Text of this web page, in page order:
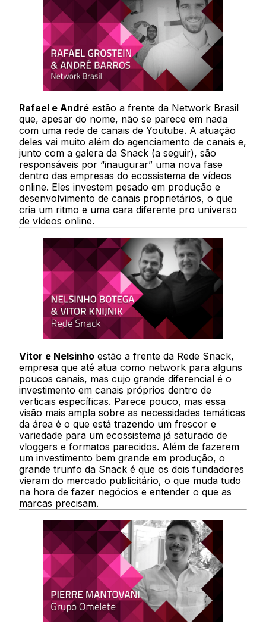
Rafael e André estão a frente da Network Brasil
que, apesar do nome, não se parece em nada
com uma rede de canais de Youtube. A atuação
deles vai muito além do agenciamento de canais e,
junto com a galera da Snack (a seguir), são
responsáveis por “inaugurar” uma nova fase
dentro das empresas do ecossistema de vídeos
online. Eles investem pesado em produção e
desenvolvimento de canais proprietários, o que
cria um ritmo e uma cara diferente pro universo
de vídeos online.
Vitor e Nelsinho estão a frente da Rede Snack,
empresa que até atua como network para alguns
poucos canais, mas cujo grande diferencial é o
investimento em canais próprios dentro de
verticais específicas. Parece pouco, mas essa
visão mais ampla sobre as necessidades temáticas
da área é o que está trazendo um frescor e
variedade para um ecossistema já saturado de
vloggers e formatos parecidos. Além de fazerem
um investimento bem grande em produção, o
grande trunfo da Snack é que os dois fundadores
vieram do mercado publicitário, o que muda tudo
na hora de fazer negócios e entender o que as
marcas precisam.